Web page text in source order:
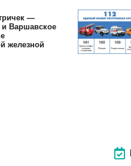
—
и Варшавское
железной